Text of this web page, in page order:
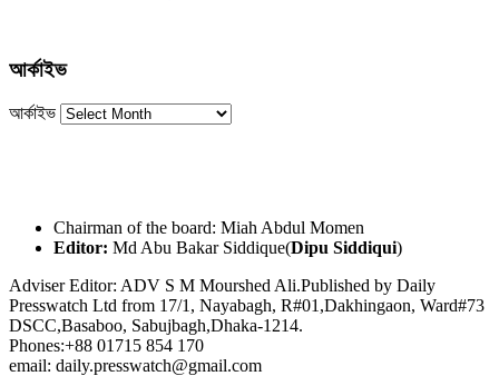
আর্কাইভ
আর্কাইভ
Chairman of the board: Miah Abdul Momen
Editor: Md Abu Bakar Siddique(Dipu Siddiqui)
Adviser Editor: ADV S M Mourshed Ali.Published by Daily
Presswatch Ltd from 17/1, Nayabagh, R#01,Dakhingaon, Ward#73
DSCC,Basaboo, Sabujbagh,Dhaka-1214.
Phones:+88 01715 854 170
email: daily.presswatch@gmail.com